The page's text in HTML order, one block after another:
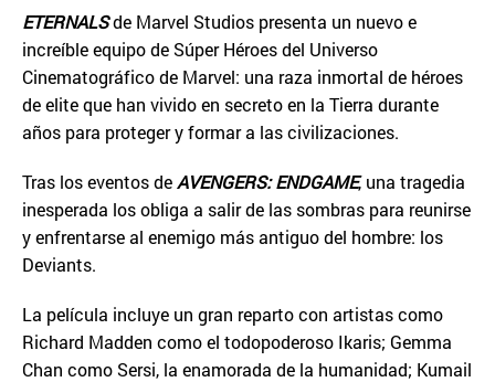
ETERNALSde Marvel Studios presenta un nuevo e
increíble equipo de Súper Héroes del Universo
Cinematográfico de Marvel: una raza inmortal de héroes
de elite que han vivido en secreto en la Tierra durante
años para proteger y formar a las civilizaciones.
Tras los eventos deAVENGERS: ENDGAME, una tragedia
inesperada los obliga a salir de las sombras para reunirse
y enfrentarse al enemigo más antiguo del hombre: los
Deviants.
La película incluye un gran reparto con artistas como
Richard Madden como el todopoderoso Ikaris; Gemma
Chan como Sersi, la enamorada de la humanidad; Kumail